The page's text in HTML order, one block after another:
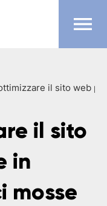
il sito web
il sito
in
mosse